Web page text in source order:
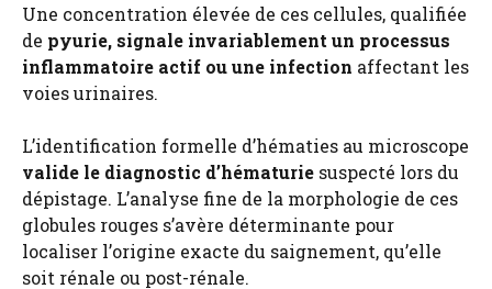
Une concentration élevée de ces cellules, qualifiée
de pyurie, signale invariablement un processus
inflammatoire actif ou une infection affectant les
voies urinaires.
L’identification formelle d’hématies au microscope
valide le diagnostic d’hématurie suspecté lors du
dépistage. L’analyse fine de la morphologie de ces
globules rouges s’avère déterminante pour
localiser l’origine exacte du saignement, qu’elle
soit rénale ou post-rénale.